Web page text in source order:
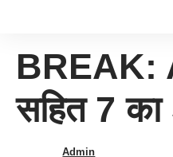
BREAK:
सहित 7 का
Admin